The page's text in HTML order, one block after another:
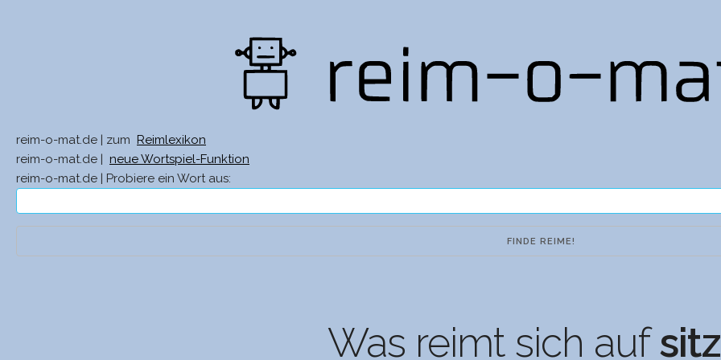
reim-o-mat.de | zum
Reimlexikon
reim-o-mat.de |
neue Wortspiel-Funktion
reim-o-mat.de | Probiere ein Wort aus:
Was reimt sich auf